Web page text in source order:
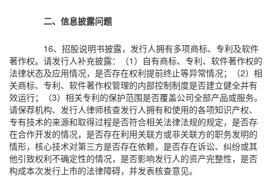
二、信息披露问题
16、招股说明书披露，发行人拥有多项商标、专利及软件
著作权。请发行人补充披露：（1）自有商标、专利、软件著作权的
法律状态及应用情况，是否存在权利提前终止等异常情况；（2）相
关商标、专利、软件著作权管理的内部控制制度是否建立健全并有
效运行；（3）相关专利的保护范围是否覆盖公司全部产品或服务。
请保荐机构、发行人律师核查发行人拥有和使用的各项知识产权、
专有技术的来源和取得过程是否符合相关法律法规的规定，是否存
在合作开发的情况，是否存在利用关联方或非关联方的职务发明的
情形，核心技术对第三方是否存在依赖，是否存在诉讼、纠纷或其
他引致权利不确定性的情况，是否影响发行人的资产完整性，是否
构成本次发行上市的法律障碍，并发表核查意见。